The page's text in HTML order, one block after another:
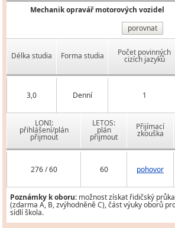
Mechanik opravář motorových vozidel
porovnat
Délka studia Forma studia Počet povinných
cizích jazyků
3,0 Denní 1
LONI:
přihlášení/plán
přijmout
LETOS:
plán
přijmout
Přijímací
zkouška
276 / 60 60 pohovor
Poznámky k oboru: možnost získat řidičský
(zdarma A, B, zvýhodněně C), část výuky oborů
sídlí škola.